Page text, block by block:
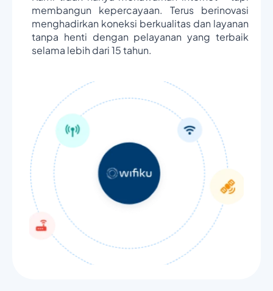
membangun kepercayaan. Terus berinovasi
menghadirkan koneksi berkualitas dan layanan
tanpa henti dengan pelayanan yang terbaik
selama lebih dari 15 tahun.